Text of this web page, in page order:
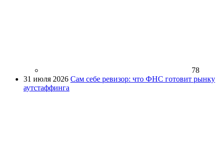
78
31 июля 2026 Сам себе ревизор: что ФНС готовит рынку
аутстаффинга